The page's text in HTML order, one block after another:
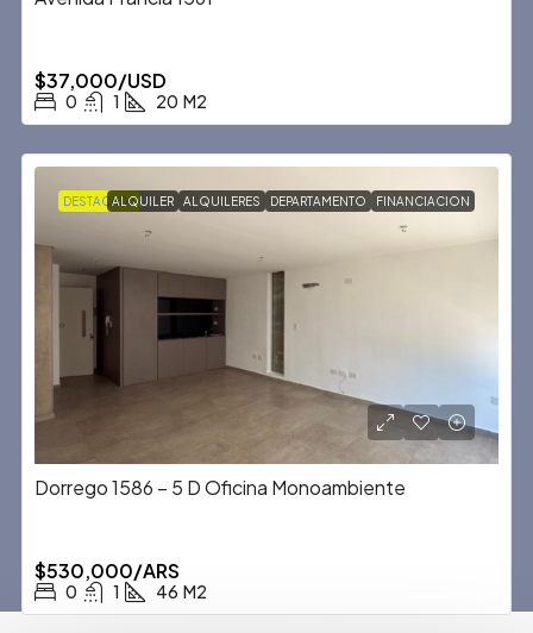
$37,000/USD
0 1 20 M2
DESTACADAALQUILER ALQUILERES DEPARTAMENTO FINANCIACION
Dorrego 1586 – 5 D Oficina Monoambiente
$530,000/ARS
0 1 46 M2